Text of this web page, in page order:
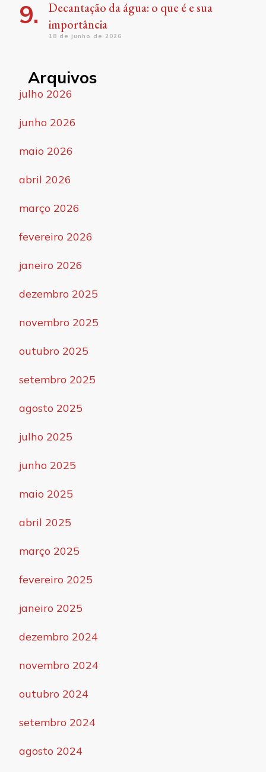
Decantação da água: o que é e sua
importância
18 de junho de 2026
Arquivos
julho 2026
junho 2026
maio 2026
abril 2026
março 2026
fevereiro 2026
janeiro 2026
dezembro 2025
novembro 2025
outubro 2025
setembro 2025
agosto 2025
julho 2025
junho 2025
maio 2025
abril 2025
março 2025
fevereiro 2025
janeiro 2025
dezembro 2024
novembro 2024
outubro 2024
setembro 2024
agosto 2024